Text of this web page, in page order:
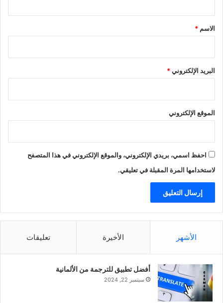
*
الاسم *
البريد الإلكتروني*
الموقع الإلكتروني
احفظ اسمي، بريدي الإلكتروني، والموقع الإلكتروني في هذا المتصفح
لاستخدامها المرة المقبلة في تعليقي.
الأشهر الأخيرة تعليقات
أفضل تطبيق للترجمة من الألمانية
سبتمبر 22, 2024